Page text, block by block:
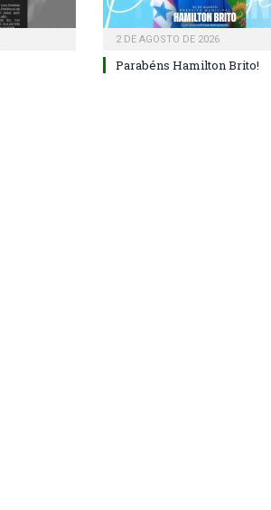
2 DE AGOSTO DE 2026
Parabéns Hamilton Brito!